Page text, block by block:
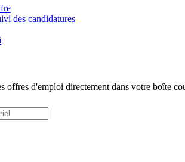
des candidatures
offres d'emploi directement dans votre boîte